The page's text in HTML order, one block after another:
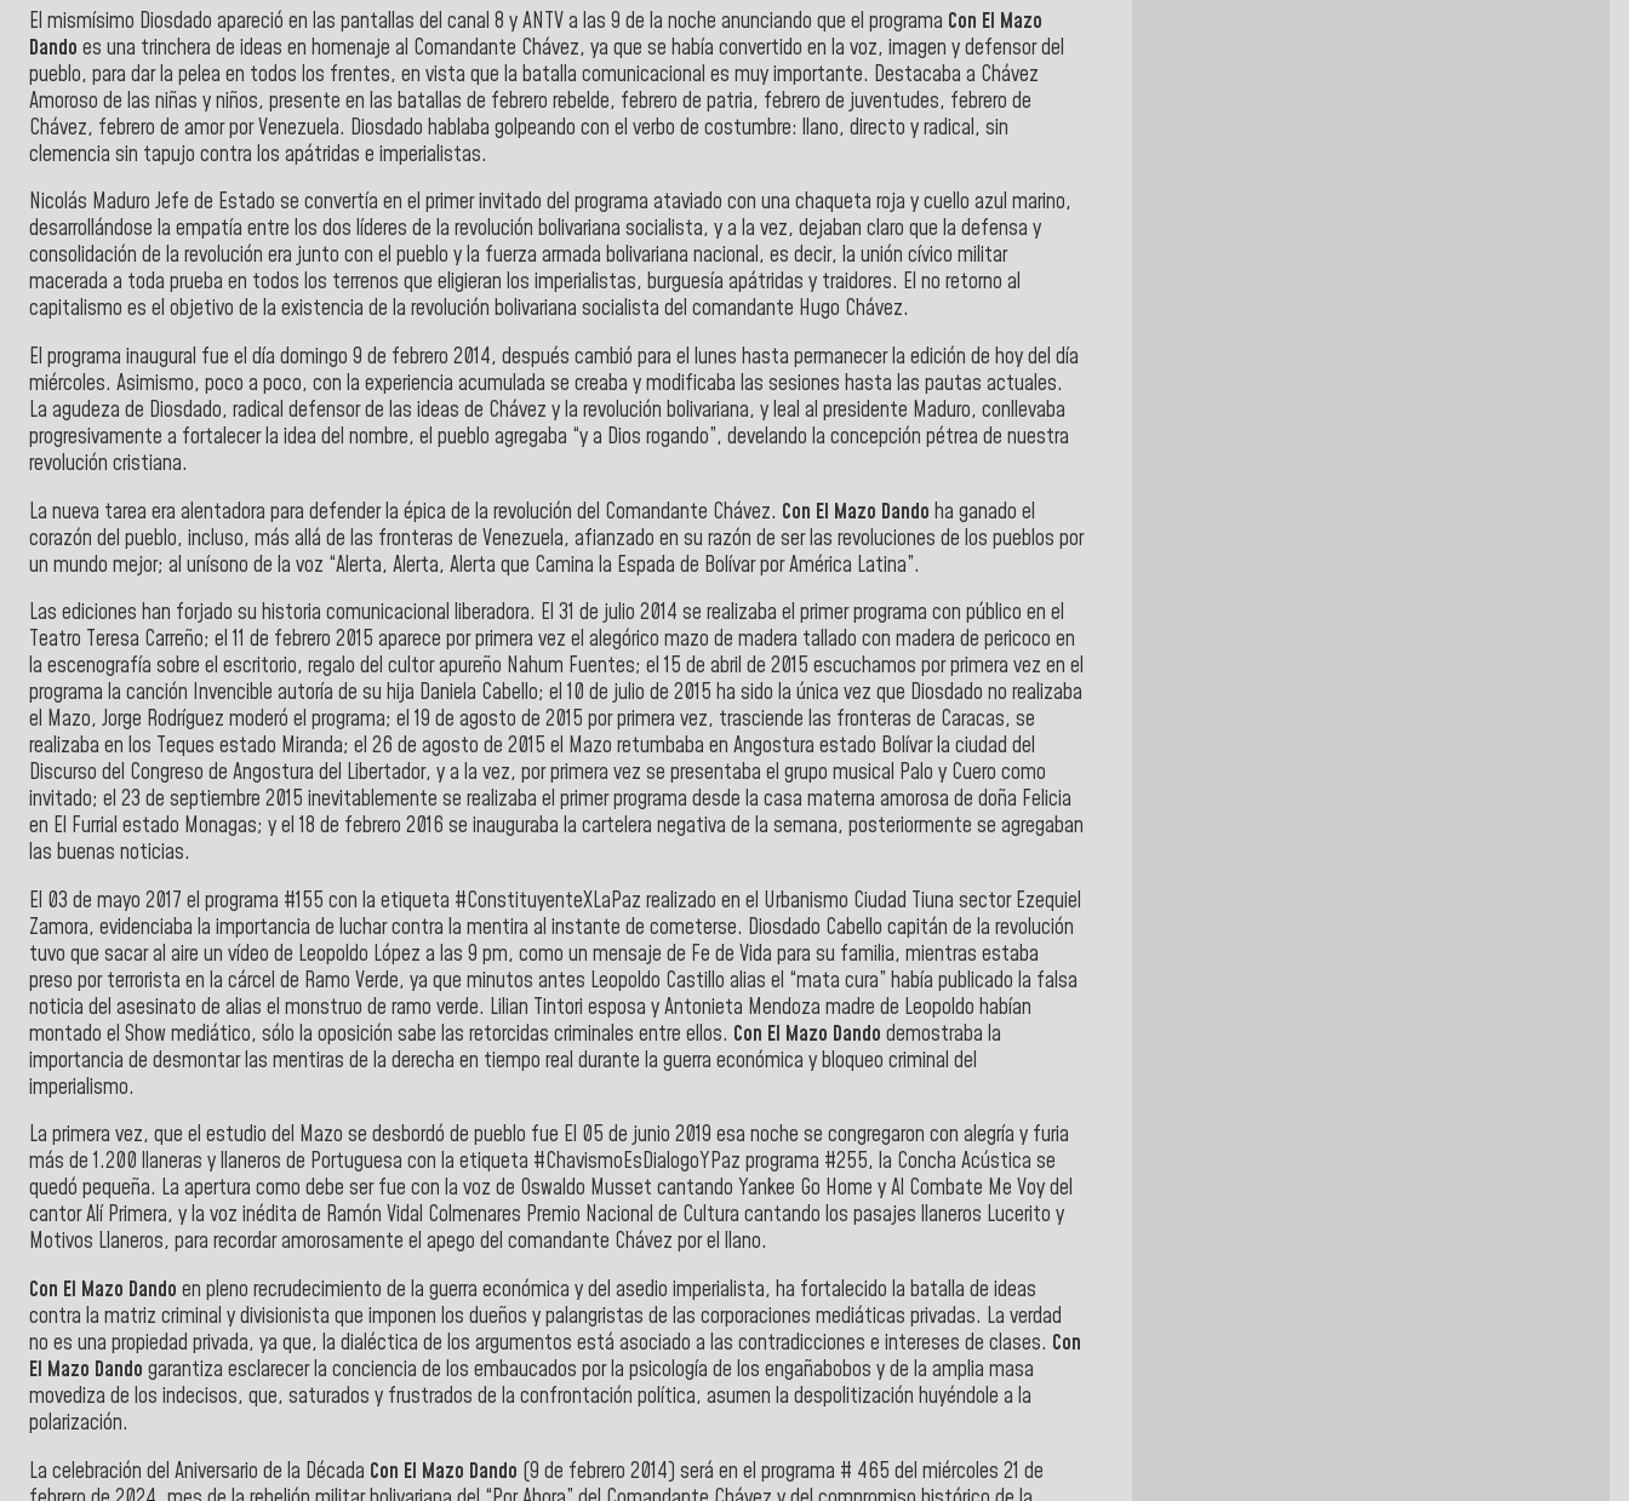
El mismísimo Diosdado apareció en las pantallas del canal 8 y ANTV a las 9 de la noche anunciando que el programa Con El Mazo
Dando es una trinchera de ideas en homenaje al Comandante Chávez, ya que se había convertido en la voz, imagen y defensor del
pueblo, para dar la pelea en todos los frentes, en vista que la batalla comunicacional es muy importante. Destacaba a Chávez
Amoroso de las niñas y niños, presente en las batallas de febrero rebelde, febrero de patria, febrero de juventudes, febrero de
Chávez, febrero de amor por Venezuela. Diosdado hablaba golpeando con el verbo de costumbre: llano, directo y radical, sin
clemencia sin tapujo contra los apátridas e imperialistas.
Nicolás Maduro Jefe de Estado se convertía en el primer invitado del programa ataviado con una chaqueta roja y cuello azul marino,
desarrollándose la empatía entre los dos líderes de la revolución bolivariana socialista, y a la vez, dejaban claro que la defensa y
consolidación de la revolución era junto con el pueblo y la fuerza armada bolivariana nacional, es decir, la unión cívico militar
macerada a toda prueba en todos los terrenos que eligieran los imperialistas, burguesía apátridas y traidores. El no retorno al
capitalismo es el objetivo de la existencia de la revolución bolivariana socialista del comandante Hugo Chávez.
El programa inaugural fue el día domingo 9 de febrero 2014, después cambió para el lunes hasta permanecer la edición de hoy del día
miércoles. Asimismo, poco a poco, con la experiencia acumulada se creaba y modificaba las sesiones hasta las pautas actuales.
La agudeza de Diosdado, radical defensor de las ideas de Chávez y la revolución bolivariana, y leal al presidente Maduro, conllevaba
progresivamente a fortalecer la idea del nombre, el pueblo agregaba “y a Dios rogando”, develando la concepción pétrea de nuestra
revolución cristiana.
La nueva tarea era alentadora para defender la épica de la revolución del Comandante Chávez. Con El Mazo Dando ha ganado el
corazón del pueblo, incluso, más allá de las fronteras de Venezuela, afianzado en su razón de ser las revoluciones de los pueblos por
un mundo mejor; al unísono de la voz “Alerta, Alerta, Alerta que Camina la Espada de Bolívar por América Latina”.
Las ediciones han forjado su historia comunicacional liberadora. El 31 de julio 2014 se realizaba el primer programa con público en el
Teatro Teresa Carreño; el 11 de febrero 2015 aparece por primera vez el alegórico mazo de madera tallado con madera de pericoco en
la escenografía sobre el escritorio, regalo del cultor apureño Nahum Fuentes; el 15 de abril de 2015 escuchamos por primera vez en el
programa la canción Invencible autoría de su hija Daniela Cabello; el 10 de julio de 2015 ha sido la única vez que Diosdado no realizaba
el Mazo, Jorge Rodríguez moderó el programa; el 19 de agosto de 2015 por primera vez, trasciende las fronteras de Caracas, se
realizaba en los Teques estado Miranda; el 26 de agosto de 2015 el Mazo retumbaba en Angostura estado Bolívar la ciudad del
Discurso del Congreso de Angostura del Libertador, y a la vez, por primera vez se presentaba el grupo musical Palo y Cuero como
invitado; el 23 de septiembre 2015 inevitablemente se realizaba el primer programa desde la casa materna amorosa de doña Felicia
en El Furrial estado Monagas; y el 18 de febrero 2016 se inauguraba la cartelera negativa de la semana, posteriormente se agregaban
las buenas noticias.
El 03 de mayo 2017 el programa #155 con la etiqueta #ConstituyenteXLaPaz realizado en el Urbanismo Ciudad Tiuna sector Ezequiel
Zamora, evidenciaba la importancia de luchar contra la mentira al instante de cometerse. Diosdado Cabello capitán de la revolución
tuvo que sacar al aire un vídeo de Leopoldo López a las 9 pm, como un mensaje de Fe de Vida para su familia, mientras estaba
preso por terrorista en la cárcel de Ramo Verde, ya que minutos antes Leopoldo Castillo alias el “mata cura” había publicado la falsa
noticia del asesinato de alias el monstruo de ramo verde. Lilian Tintori esposa y Antonieta Mendoza madre de Leopoldo habían
montado el Show mediático, sólo la oposición sabe las retorcidas criminales entre ellos. Con El Mazo Dando demostraba la
importancia de desmontar las mentiras de la derecha en tiempo real durante la guerra económica y bloqueo criminal del
imperialismo.
La primera vez, que el estudio del Mazo se desbordó de pueblo fue El 05 de junio 2019 esa noche se congregaron con alegría y furia
más de 1.200 llaneras y llaneros de Portuguesa con la etiqueta #ChavismoEsDialogoYPaz programa #255, la Concha Acústica se
quedó pequeña. La apertura como debe ser fue con la voz de Oswaldo Musset cantando Yankee Go Home y Al Combate Me Voy del
cantor Alí Primera, y la voz inédita de Ramón Vidal Colmenares Premio Nacional de Cultura cantando los pasajes llaneros Lucerito y
Motivos Llaneros, para recordar amorosamente el apego del comandante Chávez por el llano.
Con El Mazo Dando en pleno recrudecimiento de la guerra económica y del asedio imperialista, ha fortalecido la batalla de ideas
contra la matriz criminal y divisionista que imponen los dueños y palangristas de las corporaciones mediáticas privadas. La verdad
no es una propiedad privada, ya que, la dialéctica de los argumentos está asociado a las contradicciones e intereses de clases. Con
El Mazo Dando garantiza esclarecer la conciencia de los embaucados por la psicología de los engañabobos y de la amplia masa
movediza de los indecisos, que, saturados y frustrados de la confrontación política, asumen la despolitización huyéndole a la
polarización.
La celebración del Aniversario de la Década Con El Mazo Dando (9 de febrero 2014) será en el programa # 465 del miércoles 21 de